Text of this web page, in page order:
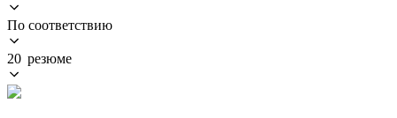
По соответствию
20 резюме